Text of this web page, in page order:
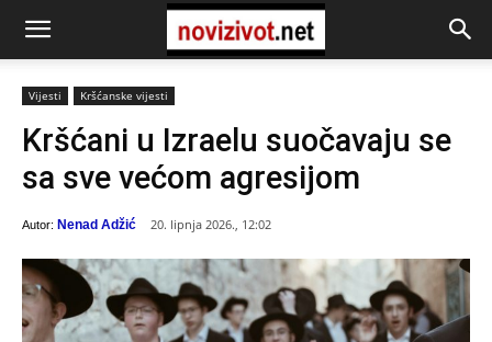
Vijesti Kršćanske vijesti
Kršćani u Izraelu suočavaju se
sa sve većom agresijom
Autor: Nenad Adžić 20. lipnja 2026., 12:02